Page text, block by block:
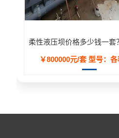
￥800000元/套型号：